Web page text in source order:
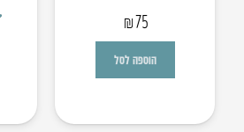
₪75
הוספה לסל